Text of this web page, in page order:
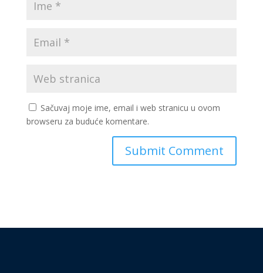
Sačuvaj moje ime, email i web stranicu u ovom
browseru za buduće komentare.